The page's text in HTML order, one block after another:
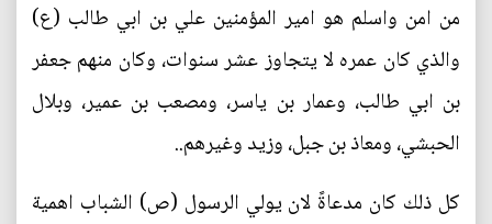
من امن واسلم هو امير المؤمنين علي بن ابي طالب (ع)
والذي كان عمره لا يتجاوز عشر سنوات، وكان منهم جعفر
بن ابي طالب، وعمار بن ياسر، ومصعب بن عمير، وبلال
الحبشي، ومعاذ بن جبل، وزيد وغيرهم..
كل ذلك كان مدعاةً لان يولي الرسول (ص) الشباب اهمية